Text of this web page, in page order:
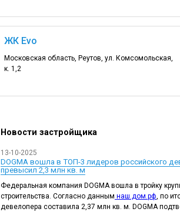
ЖК Evo
Московская область, Реутов, ул. Комсомольская,
к. 1,2
Новости застройщика
13-10-2025
DOGMA вошла в ТОП-3 лидеров российского
превысил 2,3 млн кв. м
Федеральная компания DOGMA вошла в тройку
строительства. Согласно данным наш.дом.рф по
девелопера составила 2,37 млн кв. м. DOGMA